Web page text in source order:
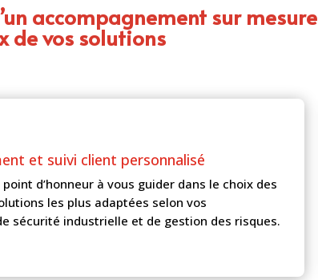
accompagnement sur mesure
de vos solutions
et suivi client personnalisé
d’honneur à vous guider dans le choix des
les plus adaptées selon vos
sécurité industrielle et de gestion des risques.